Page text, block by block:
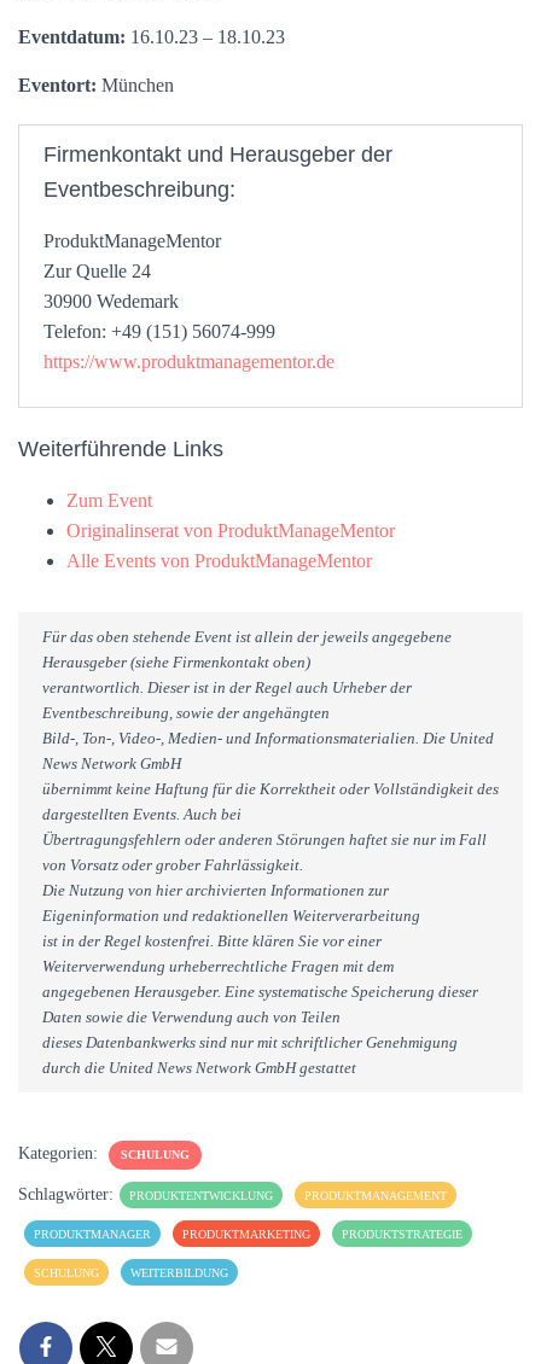
Eventdatum: 16.10.23 – 18.10.23
Eventort: München
Firmenkontakt und Herausgeber der
Eventbeschreibung:
ProduktManageMentor
Zur Quelle 24
30900 Wedemark
Telefon: +49 (151) 56074-999
https://www.produktmanagementor.de
Weiterführende Links
Zum Event
Originalinserat von ProduktManageMentor
Alle Events von ProduktManageMentor
Für das oben stehende Event ist allein der jeweils angegebene
Herausgeber (siehe Firmenkontakt oben)
verantwortlich. Dieser ist in der Regel auch Urheber der
Eventbeschreibung, sowie der angehängten
Bild-, Ton-, Video-, Medien- und Informationsmaterialien. Die United
News Network GmbH
übernimmt keine Haftung für die Korrektheit oder Vollständigkeit des
dargestellten Events. Auch bei
Übertragungsfehlern oder anderen Störungen haftet sie nur im Fall
von Vorsatz oder grober Fahrlässigkeit.
Die Nutzung von hier archivierten Informationen zur
Eigeninformation und redaktionellen Weiterverarbeitung
ist in der Regel kostenfrei. Bitte klären Sie vor einer
Weiterverwendung urheberrechtliche Fragen mit dem
angegebenen Herausgeber. Eine systematische Speicherung dieser
Daten sowie die Verwendung auch von Teilen
dieses Datenbankwerks sind nur mit schriftlicher Genehmigung
durch die United News Network GmbH gestattet
Kategorien: SCHULUNG
Schlagwörter: PRODUKTENTWICKLUNG PRODUKTMANAGEMENT
PRODUKTMANAGER PRODUKTMARKETING PRODUKTSTRATEGIE
SCHULUNG WEITERBILDUNG